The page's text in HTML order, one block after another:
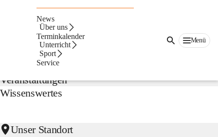
News
Über uns
Terminkalender
Unterricht
Sport
Service
Menü
Aktuelles
Veranstaltungen
Wissenswertes
Unser Standort